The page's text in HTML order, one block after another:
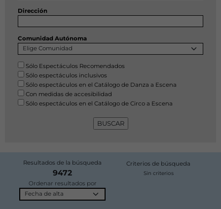
Dirección
Comunidad Autónoma
Sólo Espectáculos Recomendados
Sólo espectáculos inclusivos
Sólo espectáculos en el Catálogo de Danza a Escena
Con medidas de accesibilidad
Sólo espectáculos en el Catálogo de Circo a Escena
Resultados de la búsqueda
9472
Criterios de búsqueda
Sin criterios
Ordenar resultados por